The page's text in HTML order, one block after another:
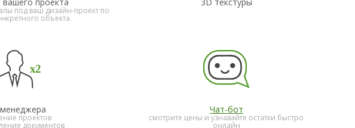
под ваш дизайн-проект по
объекта.
проектов
документов
Чат-бот
смотрите цены и узнавайте остатки быстро
онлайн